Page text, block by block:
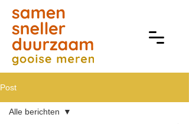
Post
Alle berichten